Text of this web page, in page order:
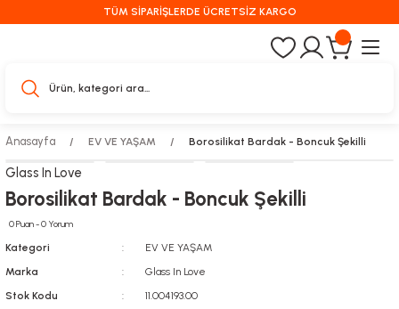
TÜM SİPARİŞLERDE ÜCRETSİZ KARGO
Anasayfa EV VE YAŞAM Borosilikat Bardak - Boncuk Şekilli
Glass In Love
Borosilikat Bardak - Boncuk Şekilli
0 Puan - 0 Yorum
Kategori
EV VE YAŞAM
Marka
Glass In Love
Stok Kodu
11.004193.00